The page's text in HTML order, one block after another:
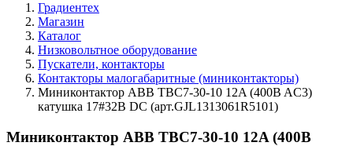
Градиентех
Магазин
Каталог
Низковольтное оборудование
Пускатели, контакторы
Контакторы малогабаритные (миниконтакторы)
Миниконтактор ABB TBC7-30-10 12A (400B AC3)
катушка 17#32B DC (арт.GJL1313061R5101)
Миниконтактор ABB TBC7-30-10 12A (400B